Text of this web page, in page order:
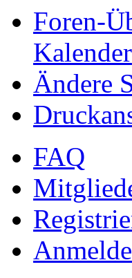
Foren-
Kalender
Ändere
FAQ